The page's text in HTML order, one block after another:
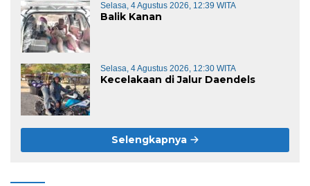
Selasa, 4 Agustus 2026, 12:39 WITA
Balik Kanan
Selasa, 4 Agustus 2026, 12:30 WITA
Kecelakaan di Jalur Daendels
Selengkapnya